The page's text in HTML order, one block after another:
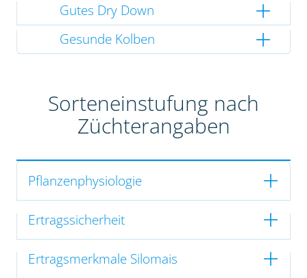
Gutes Dry Down
Gesunde Kolben
Sorteneinstufung nach
Züchterangaben
Pflanzenphysiologie
Ertragssicherheit
Ertragsmerkmale Silomais